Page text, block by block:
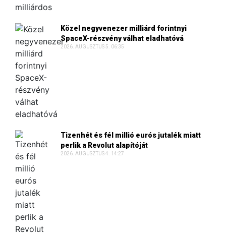
Közel negyvenezer milliárd forintnyi
SpaceX-részvény válhat eladhatóvá
2026. AUGUSZTUS 5. 06:35
Tizenhét és fél millió eurós jutalék miatt
perlik a Revolut alapítóját
2026. AUGUSZTUS 4. 14:27